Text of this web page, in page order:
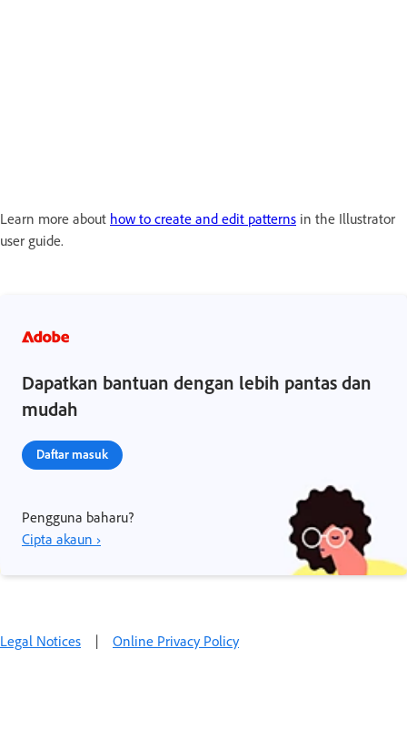
Learn more about how to create and edit patterns in the Illustrator
user guide.
Dapatkan bantuan dengan lebih pantas dan
mudah
Daftar masuk
Pengguna baharu?
Cipta akaun ›
Legal Notices | Online Privacy Policy